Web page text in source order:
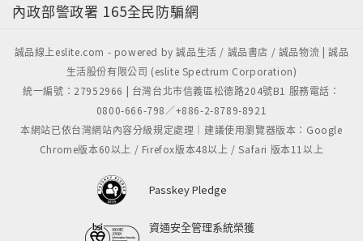
內政部警政署 165全民防騙網
誠品線上eslite.com - powered by 誠品生活 / 誠品書店 / 誠品物流 | 誠品
生活股份有限公司 (eslite Spectrum Corporation)
統一編號：27952966 | 台灣台北市信義區松德路204號B1 服務電話：
0800-666-798／+886-2-8789-8921
本網站已依台灣網站內容分級規定處理｜建議使用瀏覽器版本：Google
Chrome版本60以上 / Firefox版本48以上 / Safari 版本11以上
Passkey Pledge
資通安全管理系統榮獲